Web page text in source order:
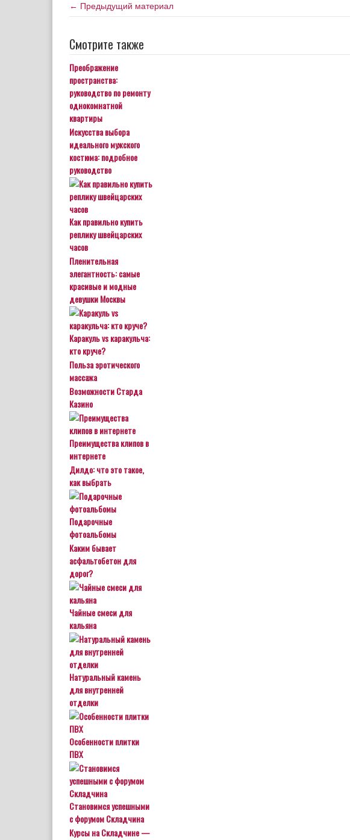
← Предыдущий материал
Смотрите также
Преображение
пространства:
руководство по ремонту
однокомнатной
квартиры
Искусства выбора
идеального мужского
костюма: подробное
руководство
Как правильно купить
реплику швейцарских
часов
Пленительная
элегантность: самые
красивые и модные
девушки Москвы
Каракуль vs каракульча:
кто круче?
Польза эротического
массажа
Возможности Старда
Казино
Преимущества клипов в
интернете
Дилдо: что это такое,
как выбрать
Подарочные
фотоальбомы
Каким бывает
асфальтобетон для
дорог?
Чайные смеси для
кальяна
Натуральный камень
для внутренней
отделки
Особенности плитки
ПВХ
Становимся успешными
с форумом Складчина
Курсы на Складчине —